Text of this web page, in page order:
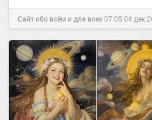
Сайт обо всём и для всех07:05 04 дек